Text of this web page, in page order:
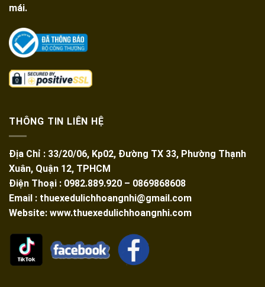
mái.
THÔNG TIN LIÊN HỆ
Địa Chỉ : 33/20/06, Kp02, Đường TX 33, Phường Thạnh
Xuân, Quận 12, TPHCM
Điện Thoại : 0982.889.920 – 0869868608
Email : thuexedulichhoangnhi@gmail.com
Website: www.thuexedulichhoangnhi.com